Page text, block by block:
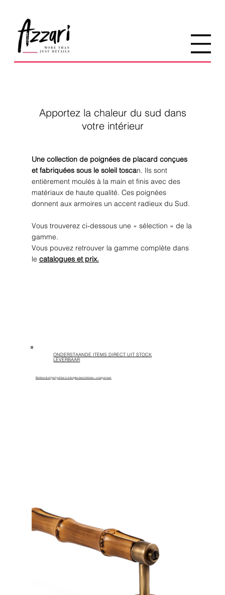
Apportez la chaleur du sud dans
votre intérieur
Une collection de poignées de placard conçues
et fabriquées sous le soleil toscan. Ils sont
entièrement moulés à la main et finis avec des
matériaux de haute qualité. Ces poignées
donnent aux armoires un accent radieux du Sud.
Vous trouverez ci-dessous une « sélection » de la
gamme.
Vous pouvez retrouver la gamme complète dans
le catalogues et prix.
ONDERSTAANDE ITEMS DIRECT UIT STOCK
LEVERBAAR
Bamboo & striped pull bar in 3 lengtes beschikbaar - vraag ernaar